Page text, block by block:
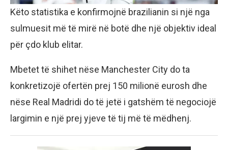
Këto statistika e konfirmojnë brazilianin si një nga
sulmuesit më të mirë në botë dhe një objektiv ideal
për çdo klub elitar.
Mbetet të shihet nëse Manchester City do ta
konkretizojë ofertën prej 150 milionë eurosh dhe
nëse Real Madridi do të jetë i gatshëm të negociojë
largimin e një prej yjeve të tij më të mëdhenj.